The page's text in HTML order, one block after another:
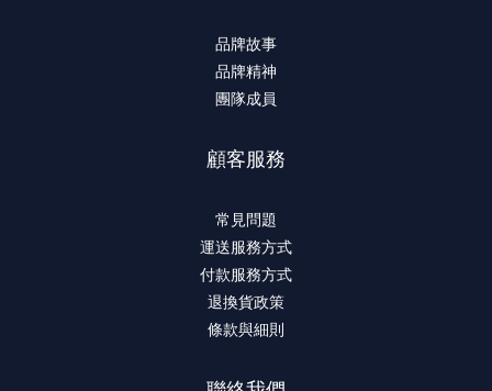
品牌故事
品牌精神
團隊成員
顧客服務
常見問題
運送服務方式
付款服務方式
退換貨政策
條款與細則